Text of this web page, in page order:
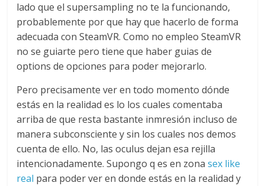
lado que el supersampling no te la funcionando,
probablemente por que hay que hacerlo de forma
adecuada con SteamVR. Como no empleo SteamVR
no se guiarte pero tiene que haber guias de
options de opciones para poder mejorarlo.
Pero precisamente ver en todo momento dónde
estás en la realidad es lo los cuales comentaba
arriba de que resta bastante inmresión incluso de
manera subconsciente y sin los cuales nos demos
cuenta de ello. No, las oculus dejan esa rejilla
intencionadamente. Supongo q es en zonasex like
real para poder ver en donde estás en la realidad y